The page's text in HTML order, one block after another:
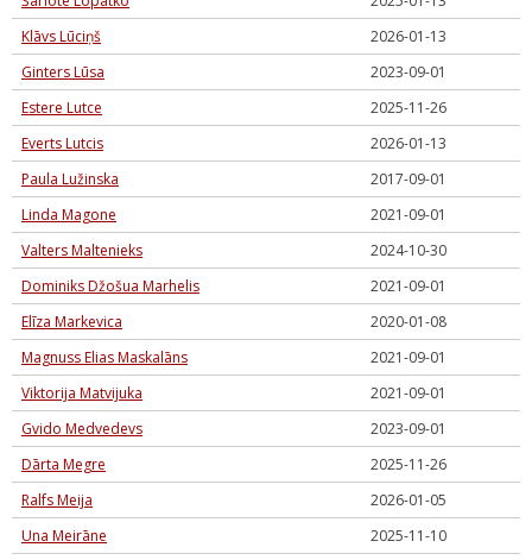
Klāvs Lūciņš
2026-01-13
Ginters Lūsa
2023-09-01
Estere Lutce
2025-11-26
Everts Lutcis
2026-01-13
Paula Lužinska
2017-09-01
Linda Magone
2021-09-01
Valters Maltenieks
2024-10-30
Dominiks Džošua Marhelis
2021-09-01
Elīza Markevica
2020-01-08
Magnuss Elias Maskalāns
2021-09-01
Viktorija Matvijuka
2021-09-01
Gvido Medvedevs
2023-09-01
Dārta Megre
2025-11-26
Ralfs Meija
2026-01-05
Una Meirāne
2025-11-10